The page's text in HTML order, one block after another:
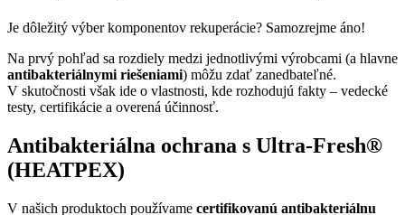
Je dôležitý výber komponentov rekuperácie? Samozrejme áno!
Na prvý pohľad sa rozdiely medzi jednotlivými výrobcami (a hlavne
antibakteriálnymi riešeniami) môžu zdať zanedbateľné.
V skutočnosti však ide o vlastnosti, kde rozhodujú fakty – vedecké
testy, certifikácie a overená účinnosť.
Antibakteriálna ochrana s Ultra-Fresh®
(HEATPEX)
V našich produktoch používame certifikovanú antibakteriálnu